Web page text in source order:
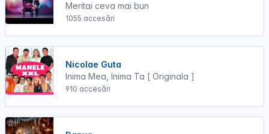
Meritai ceva mai bun
1055 accesări
Nicolae Guta
Inima Mea, Inima Ta [ Originala ]
910 accesări